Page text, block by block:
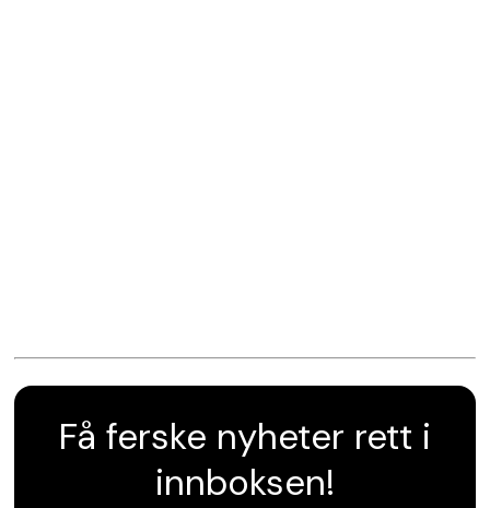
Få ferske nyheter rett i
innboksen!